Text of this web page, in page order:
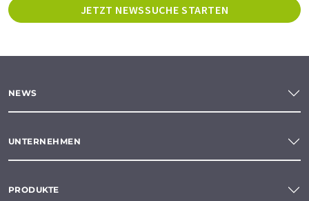
JETZT NEWSSUCHE STARTEN
NEWS
UNTERNEHMEN
PRODUKTE